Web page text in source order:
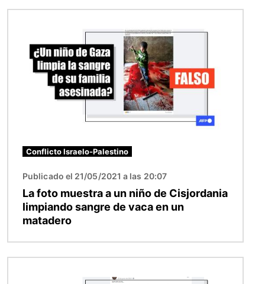
Conflicto Israelo-Palestino
Publicado el 21/05/2021 a las 20:07
La foto muestra a un niño de Cisjordania
limpiando sangre de vaca en un
matadero